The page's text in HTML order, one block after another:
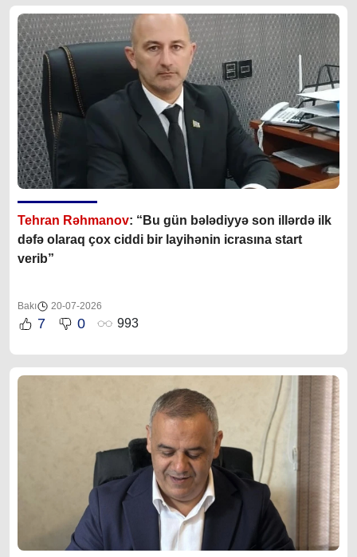
Tehran Rəhmanov: “Bu gün bələdiyyə son illərdə ilk
dəfə olaraq çox ciddi bir layihənin icrasına start
verib”
Bakı 20-07-2026
7 0 993